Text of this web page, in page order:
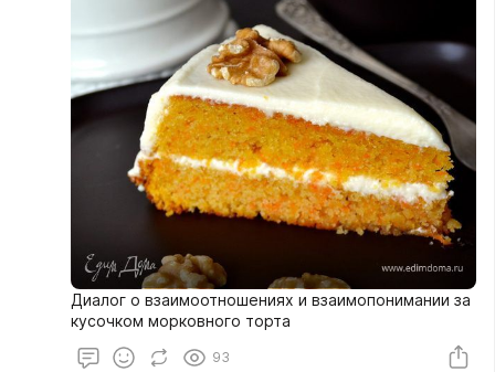
Диалог о взаимоотношениях и взаимопонимании за
кусочком морковного торта
93